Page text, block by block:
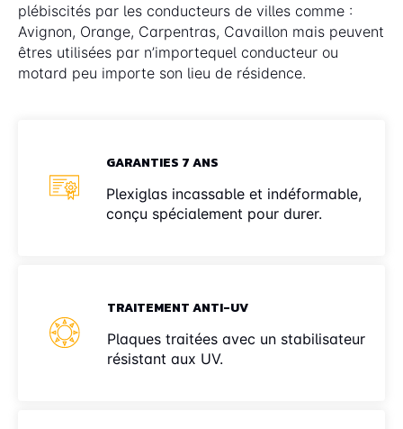
plébiscités par les conducteurs de villes comme :
Avignon, Orange, Carpentras, Cavaillon mais peuvent
êtres utilisées par n’importequel conducteur ou
motard peu importe son lieu de résidence.
GARANTIES 7 ANS
Plexiglas incassable et indéformable,
conçu spécialement pour durer.
TRAITEMENT ANTI-UV
Plaques traitées avec un stabilisateur
résistant aux UV.